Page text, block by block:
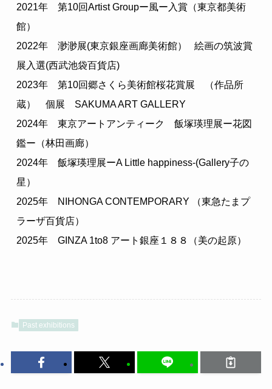
2021年　第10回Artist Groupー風ー入賞（東京都美術
館）
2022年　渺渺展(東京銀座画廊美術館）   絵画の筑波賞
展入選(西武池袋百貨店)
2023年　第10回郷さくら美術館桜花賞展　（作品所
蔵）　個展　SAKUMA ART GALLERY
2024年　東京アートアンティーク　飯塚瑛理展ー花図
鑑ー（林田画廊）
2024年　飯塚瑛理展ーA Little happiness-(Gallery子の
星）
2025年　NIHONGA CONTEMPORARY （東急たまプ
ラーザ百貨店）
2025年　GINZA 1to8 アート銀座１８８（美の起原）
Past exhibitions